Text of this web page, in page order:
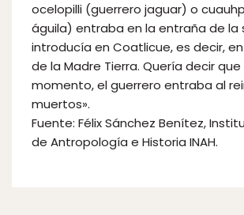
ocelopilli (guerrero jaguar) o
águila) entraba en la entraña de la
introducía en Coatlicue, es decir,
de la Madre Tierra. Quería decir
momento, el guerrero entraba al
muertos».
Fuente: Félix Sánchez Benítez,
de Antropología e Historia INAH.